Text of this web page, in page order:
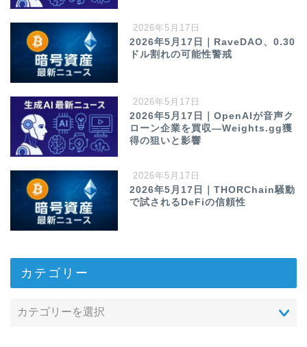
2026年5月17日
2026年5月17日｜RaveDAO、0.30
ドル割れの可能性警戒
2026年5月17日
2026年5月17日｜OpenAIが音声ク
ローン企業を買収—Weights.gg獲
得の狙いと影響
2026年5月17日
2026年5月17日｜THORChain騒動
で試されるDeFiの信頼性
カテゴリー